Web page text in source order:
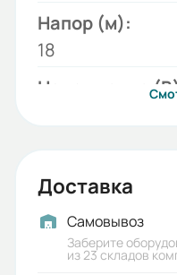
Напор (м):
18
Напряжение
1К
Мощность
Доставка
Самовывоз
Заберите
из 23 складов